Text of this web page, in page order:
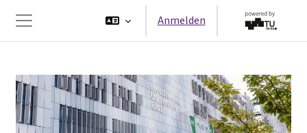
Website-Übersicht
Anmelden